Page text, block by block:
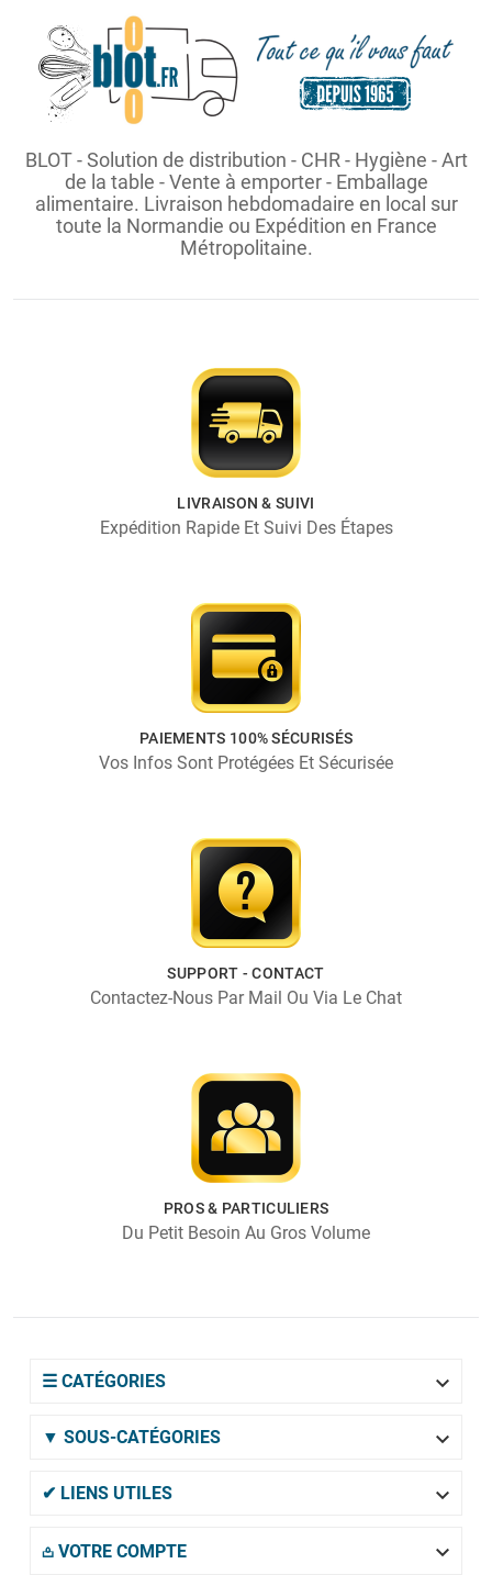
BLOT - Solution de distribution - CHR - Hygiène - Art
de la table - Vente à emporter - Emballage
alimentaire. Livraison hebdomadaire en local sur
toute la Normandie ou Expédition en France
Métropolitaine.
LIVRAISON & SUIVI
Expédition Rapide Et Suivi Des Étapes
PAIEMENTS 100% SÉCURISÉS
Vos Infos Sont Protégées Et Sécurisée
SUPPORT - CONTACT
Contactez-Nous Par Mail Ou Via Le Chat
PROS & PARTICULIERS
Du Petit Besoin Au Gros Volume
☰ CATÉGORIES 
▼ SOUS-CATÉGORIES 
✔ LIENS UTILES 
𖡌 VOTRE COMPTE 